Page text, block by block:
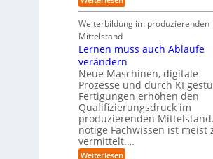
r
i
e
e
m
ö
g
l
i
c
h
e
n
e
R
a
n
o
m
w
a
r
e
-
G
e
f
a
t
r
T
a
t
o
r
t
e
E
n
e
h
r
l
i
c
h
e
r
(
u
n
d
Weiterbildung im produzierenden
Mittelstand
Lernen muss auch Abläufe
verändern
Neue Maschinen, digitale
Prozesse und durch KI
Fertigungen erhöhen den
Qualifizierungsdruck im
produzierenden
nötige Fachwissen ist meist
vermittelt.…
Weiterlesen: